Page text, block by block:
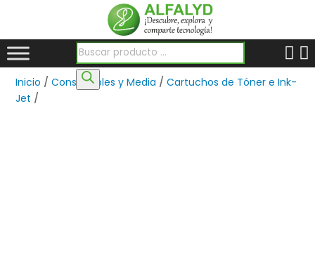
Búsqueda de productos
Inicio /Consumibles y Media /Cartuchos de Tóner e Ink-
Jet /